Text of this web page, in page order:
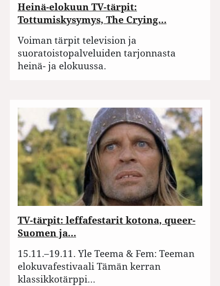
Heinä-elokuun TV-tärpit:
Tottumiskysymys, The Crying…
Voiman tärpit television ja
suoratoistopalveluiden tarjonnasta
heinä- ja elokuussa.
TV-tärpit: leffafestarit kotona, queer-
Suomen ja…
15.11.–19.11. Yle Teema & Fem: Teeman
elokuvafestivaali Tämän kerran
klassikkotärppi…